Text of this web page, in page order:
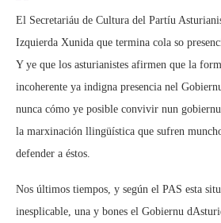
El Secretariáu de Cultura del Partíu
Izquierda Xunida que termina cola so
Y ye que los asturianistes afirmen que la
incoherente ya indigna presencia nel
nunca cómo ye posible convivir nun
la marxinación llingüística que sufren
defender a éstos.
Nos últimos tiempos, y según el PAS esta
inesplicable, una y bones el Gobiernu